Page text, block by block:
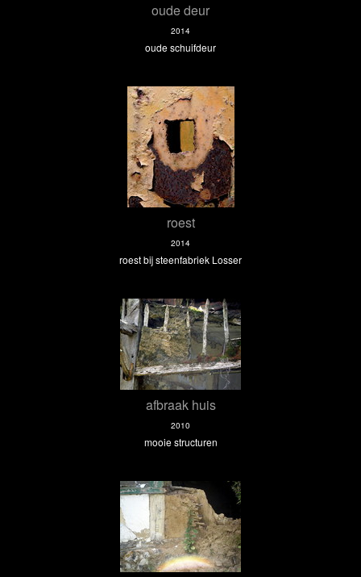
oude deur
2014
oude schuifdeur
roest
2014
roest bij steenfabriek Losser
afbraak huis
2010
mooie structuren